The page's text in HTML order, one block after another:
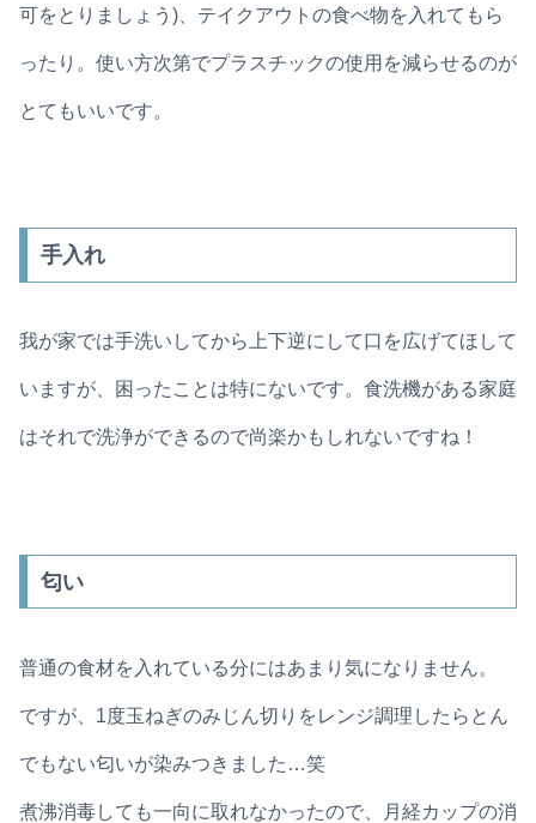
可をとりましょう)、テイクアウトの食べ物を入れてもら
ったり。使い方次第でプラスチックの使用を減らせるのが
とてもいいです。
手入れ
我が家では手洗いしてから上下逆にして口を広げてほして
いますが、困ったことは特にないです。食洗機がある家庭
はそれで洗浄ができるので尚楽かもしれないですね！
匂い
普通の食材を入れている分にはあまり気になりません。
ですが、1度玉ねぎのみじん切りをレンジ調理したらとん
でもない匂いが染みつきました…笑
煮沸消毒しても一向に取れなかったので、月経カップの消